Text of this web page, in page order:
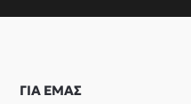
ΓΙΑ ΕΜΑΣ